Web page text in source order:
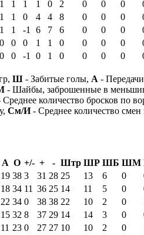
1 1 1 1 0 2 0 0 0
1 1 0 4 4 8 0 0 0
1 1 -1 6 7 6 0 0 0
0 0 0 1 1 0 0 0 0
0 0 -1 0 1 0 0 0 0
Ш - Забитые голы, А -
- Шайбы, заброшенные в
количество бросков по
См/И- Среднее количество смен
А О +/- + - Штр ШР ШБ ШМ
19 38 3 31 28 25 13 6 0
18 34 11 36 25 14 11 5 0
22 34 0 38 38 22 10 2 0
15 32 8 37 29 14 14 3 0
11 23 0 27 27 10 10 2 0